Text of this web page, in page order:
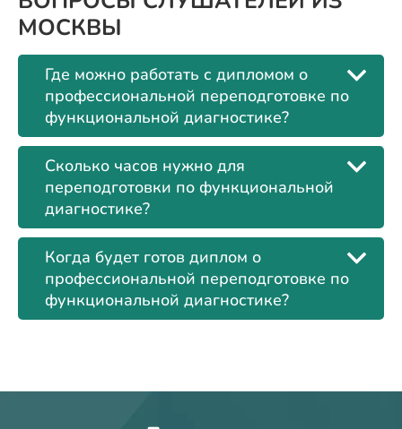
МОСКВЫ
Где можно работать с дипломом о
профессиональной переподготовке по
функциональной диагностике?
Сколько часов нужно для
переподготовки по функциональной
диагностике?
Когда будет готов диплом о
профессиональной переподготовке по
функциональной диагностике?